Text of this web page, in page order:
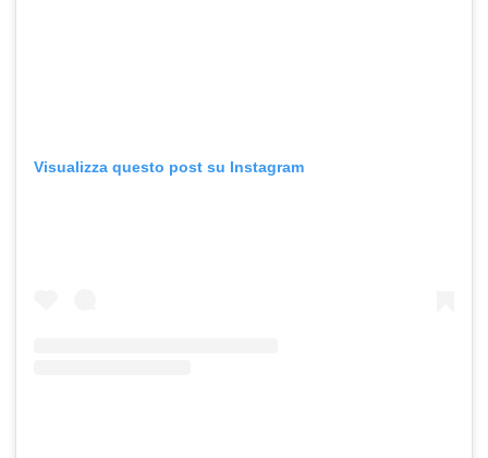
Visualizza questo post su Instagram